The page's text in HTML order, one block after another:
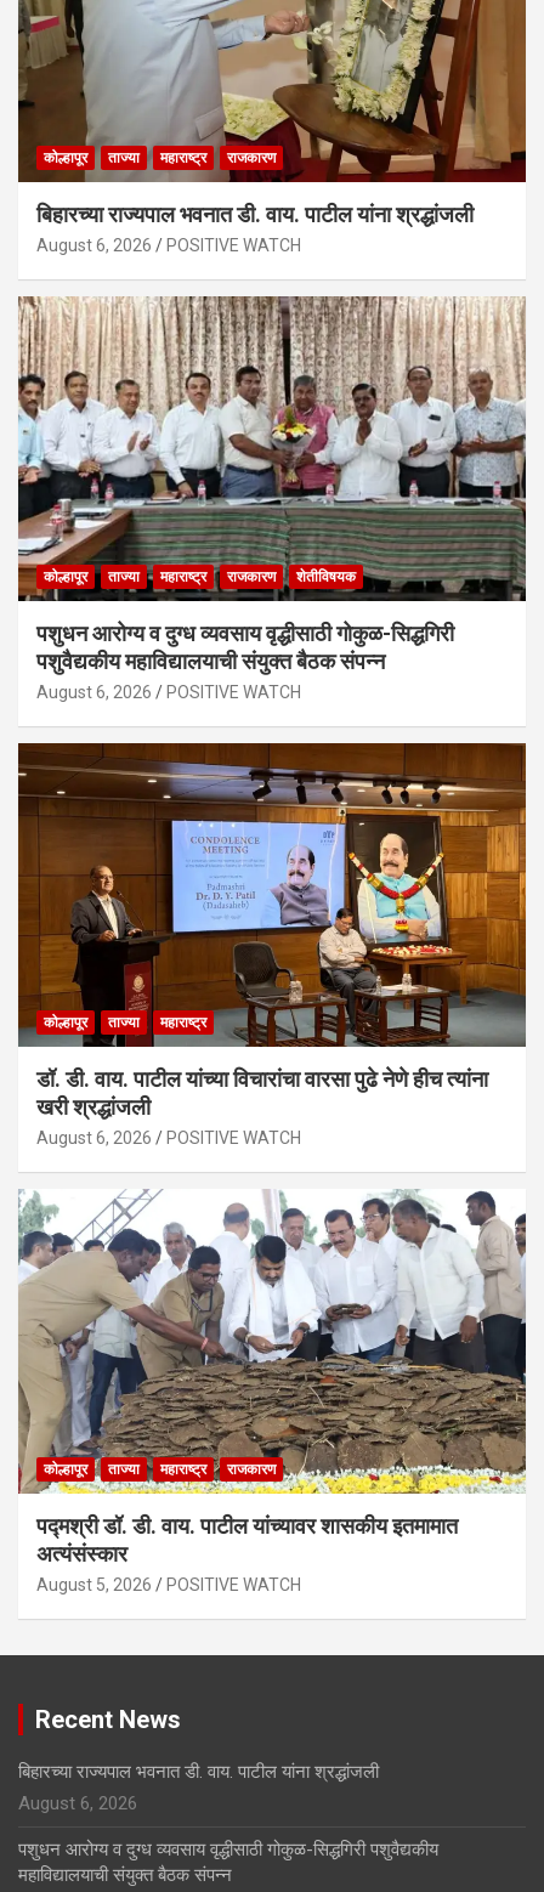
कोल्हापूर ताज्या महाराष्ट्र राजकारण
बिहारच्या राज्यपाल भवनात डी. वाय. पाटील यांना श्रद्धांजली
August 6, 2026 POSITIVE WATCH
कोल्हापूर ताज्या महाराष्ट्र राजकारण शेतीविषयक
पशुधन आरोग्य व दुग्ध व्यवसाय वृद्धीसाठी गोकुळ-सिद्धगिरी
पशुवैद्यकीय महाविद्यालयाची संयुक्त बैठक संपन्न
August 6, 2026 POSITIVE WATCH
कोल्हापूर ताज्या महाराष्ट्र
डॉ. डी. वाय. पाटील यांच्या विचारांचा वारसा पुढे नेणे हीच त्यांना
खरी श्रद्धांजली
August 6, 2026 POSITIVE WATCH
कोल्हापूर ताज्या महाराष्ट्र राजकारण
पद्मश्री डॉ. डी. वाय. पाटील यांच्यावर शासकीय इतमामात
अत्यंसंस्कार
August 5, 2026 POSITIVE WATCH
Recent News
बिहारच्या राज्यपाल भवनात डी. वाय. पाटील यांना श्रद्धांजली
August 6, 2026
पशुधन आरोग्य व दुग्ध व्यवसाय वृद्धीसाठी गोकुळ-सिद्धगिरी पशुवैद्यकीय
महाविद्यालयाची संयुक्त बैठक संपन्न